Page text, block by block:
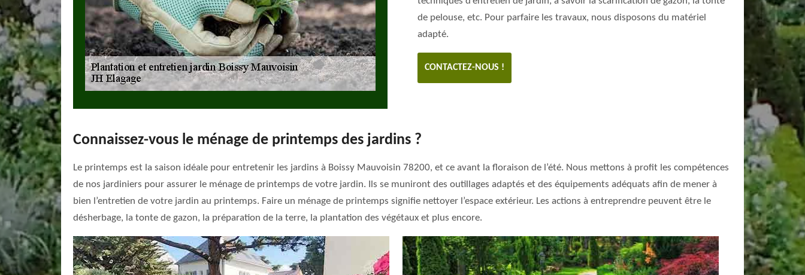
de pelouse, etc. Pour parfaire les travaux, nous disposons du matériel
adapté.
CONTACTEZ-NOUS !
Connaissez-vous le ménage de printemps des jardins ?
Le printemps est la saison idéale pour entretenir les jardins à Boissy Mauvoisin 78200, et ce avant la floraison de l’été. Nous mettons à profit les compétences
de nos jardiniers pour assurer le ménage de printemps de votre jardin. Ils se muniront des outillages adaptés et des équipements adéquats afin de mener à
bien l’entretien de votre jardin au printemps. Faire un ménage de printemps signifie nettoyer l’espace extérieur. Les actions à entreprendre peuvent être le
désherbage, la tonte de gazon, la préparation de la terre, la plantation des végétaux et plus encore.